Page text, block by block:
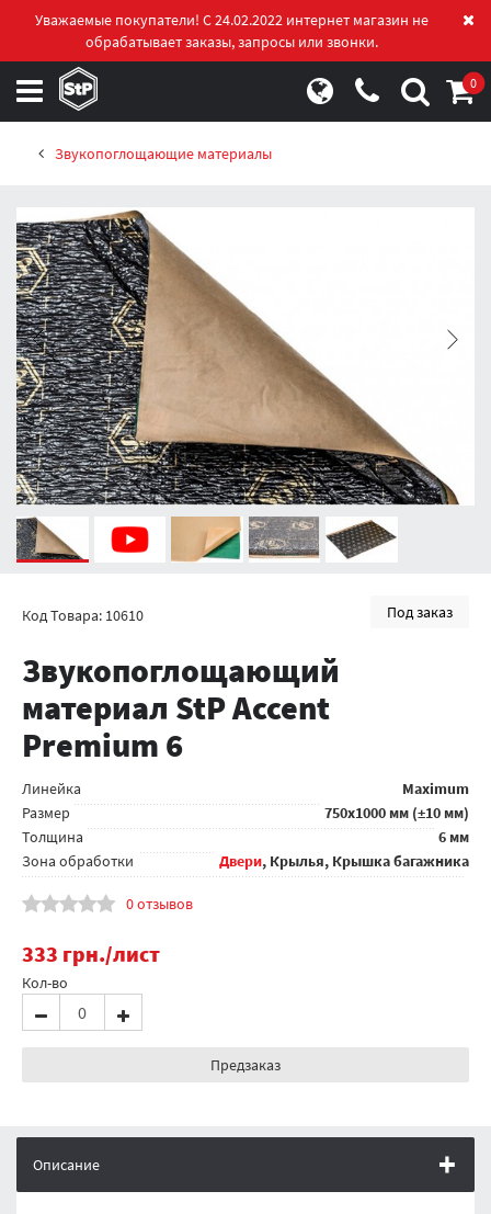
Уважаемые покупатели! С 24.02.2022 интернет магазин не
обрабатывает заказы, запросы или звонки.
0
Звукопоглощающие материалы
Под заказ
Код Товара: 10610
Звукопоглощающий
материал StP Accent
Premium 6
Линейка
Maximum
Размер
750x1000 мм (±10 мм)
Толщина
6 мм
Зона обработки
Двери, Крылья, Крышка багажника
0 отзывов
333 грн./лист
Кол-во
Предзаказ
Описание